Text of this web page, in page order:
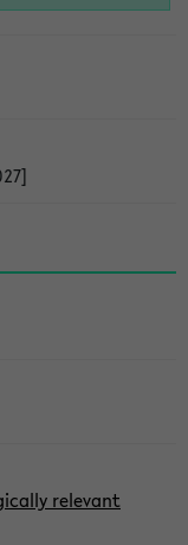
relevant